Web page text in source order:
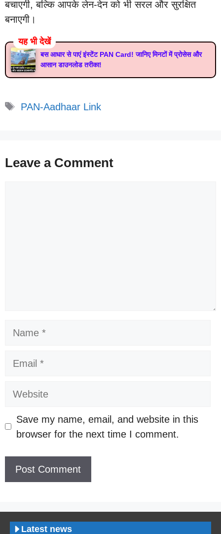
बचाएगी, बल्कि आपके लेन-देन को भी सरल और सुरक्षित
बनाएगी।
यह भी देखें
बस आधार से पाएं इंस्टेंट PAN Card! जानिए मिनटों में प्रोसेस और
आसान डाउनलोड तरीका!
Tags
PAN-Aadhaar Link
Leave a Comment
Name
Email
Website
Save my name, email, and website in this
browser for the next time I comment.
Latest news